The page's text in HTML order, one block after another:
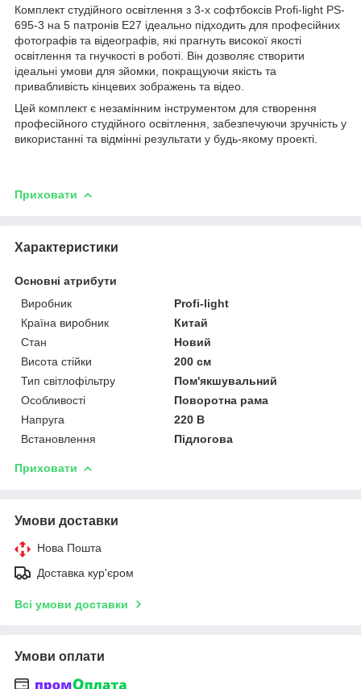
Комплект студійного освітлення з 3-х софтбоксів Profi-light PS-
695-3 на 5 патронів E27 ідеально підходить для професійних
фотографів та відеографів, які прагнуть високої якості
освітлення та гнучкості в роботі. Він дозволяє створити
ідеальні умови для зйомки, покращуючи якість та
привабливість кінцевих зображень та відео.
Цей комплект є незамінним інструментом для створення
професійного студійного освітлення, забезпечуючи зручність у
використанні та відмінні результати у будь-якому проекті.
Приховати
Характеристики
Основні атрибути
Виробник
Profi-light
Країна виробник
Китай
Стан
Новий
Висота стійки
200 см
Тип світлофільтру
Пом'якшувальний
Особливості
Поворотна рама
Напруга
220 В
Встановлення
Підлогова
Приховати
Умови доставки
Нова Пошта
Доставка кур'єром
Всі умови доставки
Умови оплати